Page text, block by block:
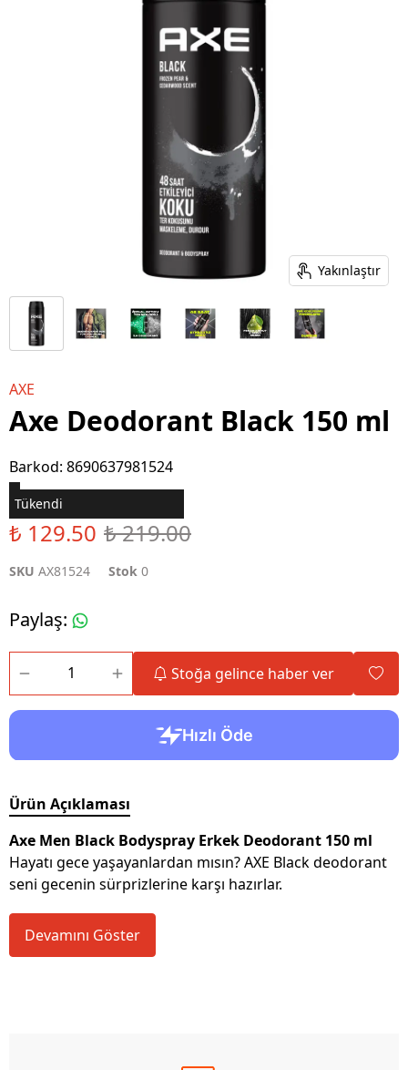
Yakınlaştır
AXE
Axe Deodorant Black 150 ml
Barkod: 8690637981524
Tükendi
₺ 129.50 ₺ 219.00
SKU AX81524 Stok 0
Paylaş:
Stoğa gelince haber ver
Ürün Açıklaması
Axe Men Black Bodyspray Erkek Deodorant 150 ml
Hayatı gece yaşayanlardan mısın? AXE Black deodorant
seni gecenin sürprizlerine karşı hazırlar.
Devamını Göster